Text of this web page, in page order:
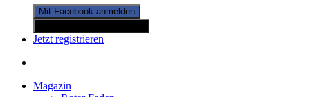
Mit Facebook anmelden
Jetzt registrieren
Magazin